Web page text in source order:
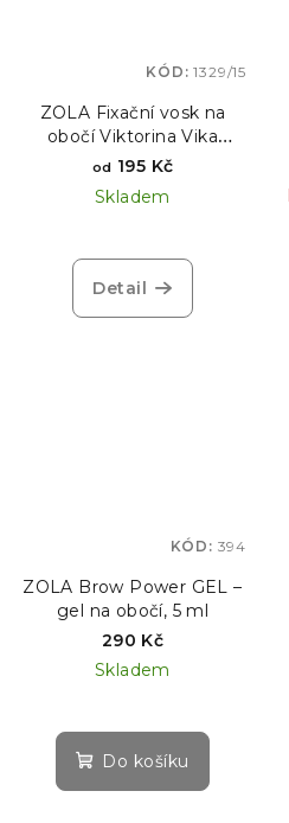
ZOLA Fixační vosk na
obočí Viktorina Vika
PARADISE
od 195 Kč
Skladem
Detail
KÓD:1329/15
ZOLA Brow Power GEL –
gel na obočí, 5 ml
290 Kč
Skladem
Do košíku
KÓD: 394